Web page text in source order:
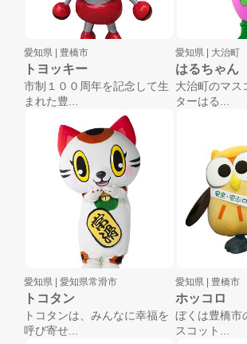
愛知県 | 豊橋市
トヨッキー
市制１００周年を記念して生
まれた豊...
愛知県 | 大治町
はるちゃん
大治町のマス
ターはる...
愛知県 | 愛知県常滑市
トコタン
トコタンは、みんなに幸福を
呼び寄せ...
愛知県 | 豊橋市
ホッコロ
ぼくは豊橋市
スコット...